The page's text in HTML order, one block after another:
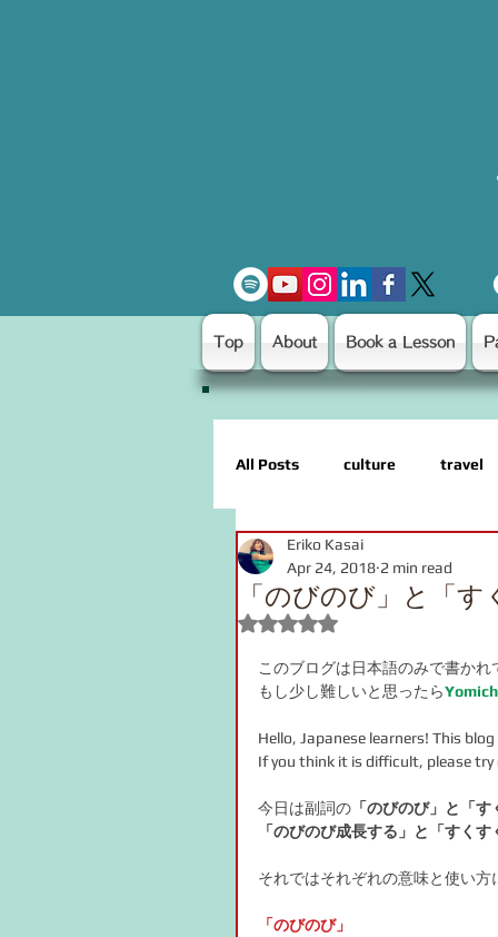
Top About Book a Lesson
All Posts culture travel
grammar
onomatopoeia Podcast
「のびのび」と「
Eriko Kasai
Apr 24, 2018 2 min read
Rated NaN out of 5 stars.
このブログは日本語のみで書かれ
もし少し難しいと思ったら
Hello, Japanese learners! This
If you think it is difficult, please try
今日は副詞の 「のびのび」と「す
「のびのび成長する」と「すくす
それではそれぞれの意味と使い方
「のびのび」